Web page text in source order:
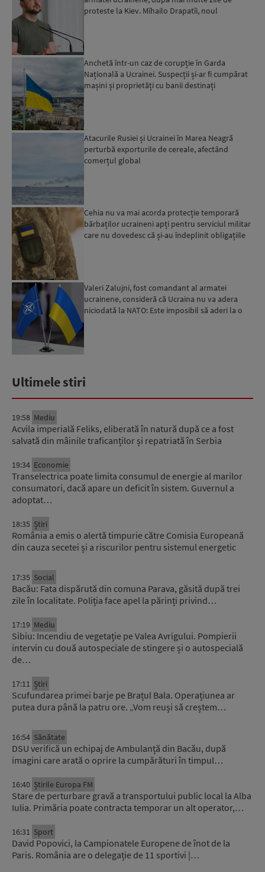
proteste la Kiev. Mîhailo Drapatîi, noul
Anchetă într-un caz de corupție în Garda
Națională a Ucrainei. Suspecții și-ar fi cumpărat
mașini și proprietăți cu banii destinați
Atacurile Rusiei și Ucrainei în Marea Neagră
perturbă exporturile de cereale, afectând
comerțul global
Cehia nu va mai acorda protecție temporară
bărbaților ucraineni apți pentru serviciul militar
care nu dovedesc că și-au îndeplinit obligațiile
Valeri Zalujni, fost comandant al armatei
ucrainene, consideră că Ucraina nu va adera
niciodată la NATO: Este imposibil să aderi la o
Ultimele stiri
19:58 Mediu
Acvila imperială Feliks, eliberată în natură după ce a fost
salvată din mâinile traficanților și repatriată în Serbia
19:34 Economie
Transelectrica poate limita consumul de energie al marilor
consumatori, dacă apare un deficit în sistem. Guvernul a
adoptat…
18:35 Știri
România a emis o alertă timpurie către Comisia Europeană
din cauza secetei și a riscurilor pentru sistemul energetic
17:35 Social
Bacău: Fata dispărută din comuna Parava, găsită după trei
zile în localitate. Poliția face apel la părinți privind…
17:19 Mediu
Sibiu: Incendiu de vegetație pe Valea Avrigului. Pompierii
intervin cu două autospeciale de stingere și o autospecială
de…
17:11 Știri
Scufundarea primei barje pe Brațul Bala. Operațiunea ar
putea dura până la patru ore. „Vom reuși să creștem…
16:54 Sănătate
DSU verifică un echipaj de Ambulanță din Bacău, după
imagini care arată o oprire la cumpărături în timpul…
16:40 Știrile Europa FM
Stare de perturbare gravă a transportului public local la Alba
Iulia. Primăria poate contracta temporar un alt operator,…
16:31 Sport
David Popovici, la Campionatele Europene de înot de la
Paris. România are o delegație de 11 sportivi |…